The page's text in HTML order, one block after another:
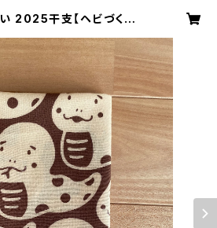
2025干支【ヘビづくし】
ビ お年賀 日本製 | kitay